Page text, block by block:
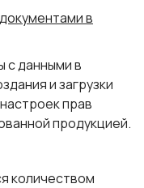
в
с данными в
и загрузки
прав
продукцией.
количеством